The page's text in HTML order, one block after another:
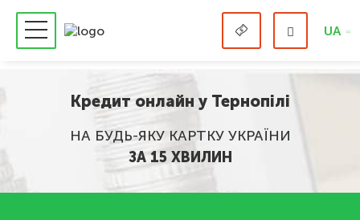
UA
Кредит онлайн у Тернопілі
НА БУДЬ-ЯКУ КАРТКУ УКРАЇНИ
ЗА 15 ХВИЛИН